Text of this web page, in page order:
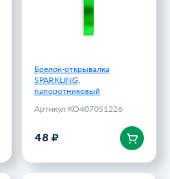
Брелок-открывалка
SPARKLING,
папоротниковый
Артикул KO4070S1226
48 ₽